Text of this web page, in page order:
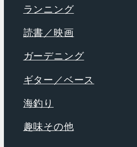
ランニング
読書／映画
ガーデニング
ギター／ベース
海釣り
趣味その他